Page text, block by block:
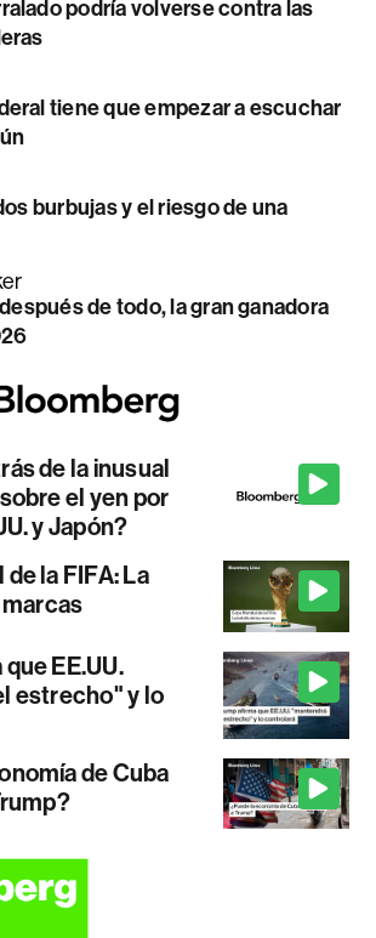
podría volverse contra las
tiene que empezar a escuchar
burbujas y el riesgo de una
de todo, la gran ganadora
de la inusual
el yen por
y Japón?
la FIFA: La
EE.UU.
estrecho" y lo
de Cuba